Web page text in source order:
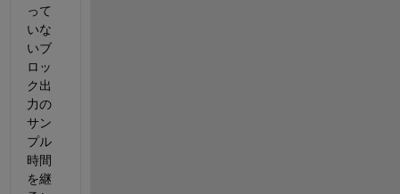
って
いな
いブ
ロッ
ク出
力の
サン
プル
時間
を継